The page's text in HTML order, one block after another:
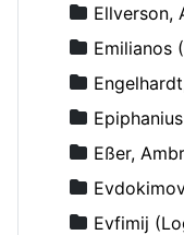
Ellverson,
Emilianos
Eßer,
Evfimij